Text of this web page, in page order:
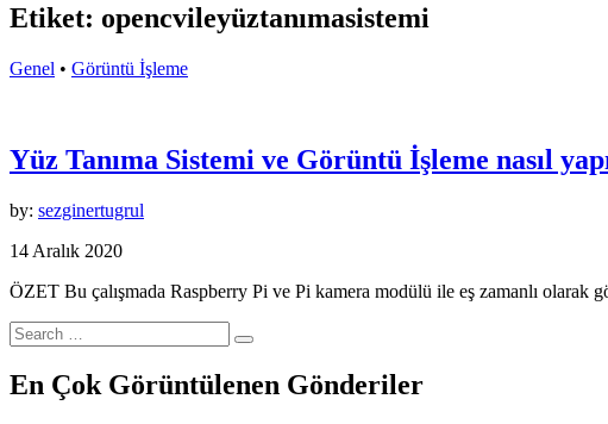
Etiket: opencvileyüztanımasistemi
Genel • Görüntü İşleme
Yüz Tanıma Sistemi ve Görüntü İşleme nasıl
by: sezginertugrul
14 Aralık 2020
ÖZET Bu çalışmada Raspberry Pi ve Pi kamera modülü ile eş zamanlı olarak
Search
for:
En Çok Görüntülenen Gönderiler